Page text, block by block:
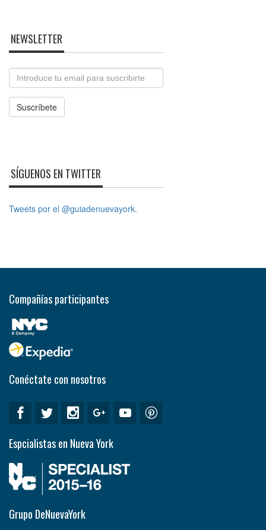
NEWSLETTER
Email
Suscríbete
SÍGUENOS EN TWITTER
Tweets por el @guiadenuevayork.
Compañías participantes
Conéctate con nosotros
Espcialistas en Nueva York
Grupo DeNuevaYork